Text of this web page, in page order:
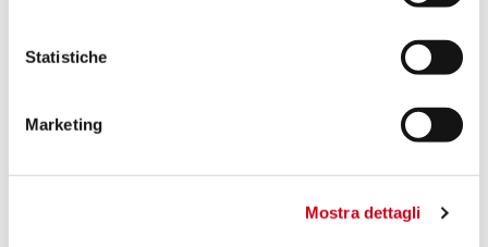
Statistiche
Marketing
Mostra dettagli